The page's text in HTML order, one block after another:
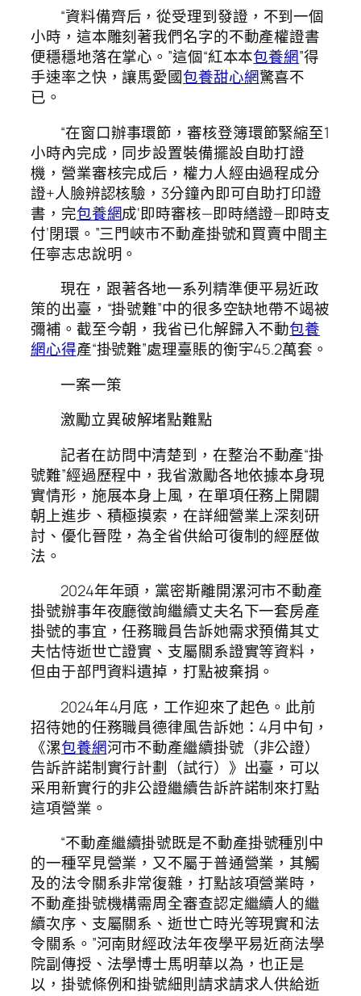
“資料備齊后，從受理到發證，不到一個
小時，這本雕刻著我們名字的不動產權證書
便穩穩地落在掌心。”這個“紅本本包養網”得
手速率之快，讓馬愛國包養甜心網驚喜不
已。
“在窗口辦事環節，審核登簿環節緊縮至1
小時內完成，同步設置裝備擺設自助打證
機，營業審核完成后，權力人經由過程成分
證+人臉辨認核驗，3分鐘內即可自助打印證
書，完包養網成‘即時審核—即時繕證—即時支
付’閉環。”三門峽市不動產掛號和買賣中間主
任寧志忠說明。
現在，跟著各地一系列精準便平易近政
策的出臺，“掛號難”中的很多空缺地帶不竭被
彌補。截至今朝，我省已化解歸入不動包養
網心得產“掛號難”處理臺賬的衡宇45.2萬套。
一案一策
激勵立異破解堵點難點
記者在訪問中清楚到，在整治不動產“掛
號難”經過歷程中，我省激勵各地依據本身現
實情形，施展本身上風，在單項任務上開闢
朝上進步、積極摸索，在詳細營業上深刻研
討、優化晉陞，為全省供給可復制的經歷做
法。
2024年年頭，黨密斯離開漯河市不動產
掛號辦事年夜廳徵詢繼續丈夫名下一套房產
掛號的事宜，任務職員告訴她需求預備其丈
夫怙恃逝世亡證實、支屬關系證實等資料，
但由于部門資料遺掉，打點被棄捐。
2024年4月底，工作迎來了起色。此前
招待她的任務職員德律風告訴她：4月中旬，
《漯包養網河市不動產繼續掛號（非公證）
告訴許諾制實行計劃（試行）》出臺，可以
采用新實行的非公證繼續告訴許諾制來打點
這項營業。
“不動產繼續掛號既是不動產掛號種別中
的一種罕見營業，又不屬于普通營業，其觸
及的法令關系非常復雜，打點該項營業時，
不動產掛號機構需周全審查認定繼續人的繼
續次序、支屬關系、逝世亡時光等現實和法
令關系。”河南財經政法年夜學平易近商法學
院副傳授、法學博士馬明華以為，也正是
以，掛號條例和掛號細則請求請求人供給逝